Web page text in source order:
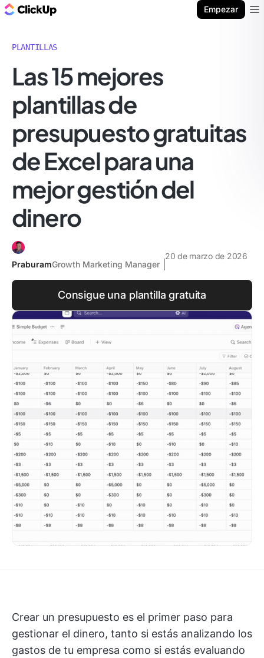
Empezar
PLANTILLAS
Las 15 mejores
plantillas de
presupuesto gratuitas
de Excel para una
mejor gestión del
dinero
PraburamGrowth Marketing Manager
20 de marzo de 2026
Consigue una plantilla gratuita
Crear un presupuesto es el primer paso para
gestionar el dinero, tanto si estás analizando los
gastos de tu empresa como si estás evaluando